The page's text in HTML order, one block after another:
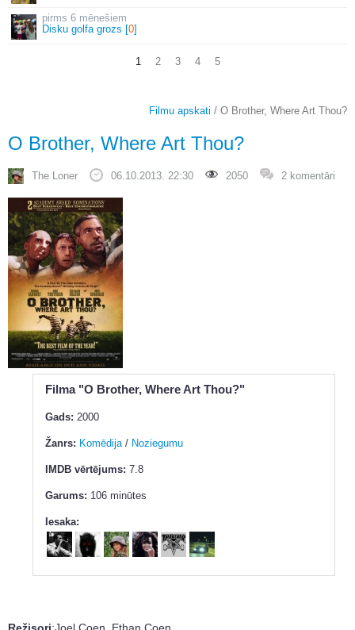
6 mēnešiem
Disku golfa grozs [0]
1 2 3 4 5
Filmu apskati / O Brother, Where Art Thou?
O Brother, Where Art Thou?
The Loner 06.10.2013. 22:30 2050 2 komentāri
Filma "O Brother, Where Art Thou?"
Gads: 2000
Žanrs: Komēdija/ Noziegumu
IMDB vērtējums: 7.8
Garums: 106 minūtes
Iesaka: